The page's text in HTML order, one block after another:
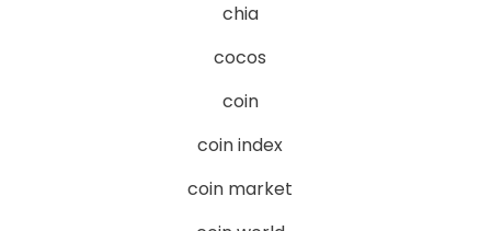
chia
cocos
coin
coin index
coin market